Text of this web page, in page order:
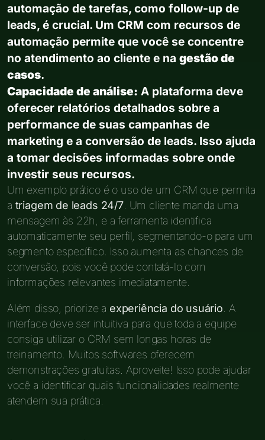
automação de tarefas, como follow-up de
leads, é crucial. Um CRM com recursos de
automação permite que você se concentre
no atendimento ao cliente e na gestão de
casos.
Capacidade de análise: A plataforma deve
oferecer relatórios detalhados sobre a
performance de suas campanhas de
marketing e a conversão de leads. Isso ajuda
a tomar decisões informadas sobre onde
investir seus recursos.
Um exemplo prático é o uso de um CRM que permita
a triagem de leads 24/7. Um cliente manda uma
mensagem às 22h, e a ferramenta identifica
automaticamente seu perfil, segmentando-o para um
segmento específico. Isso aumenta as chances de
conversão, pois você pode contatá-lo com
informações relevantes imediatamente.
Além disso, priorize a experiência do usuário . A
interface deve ser intuitiva para que toda a equipe
consiga utilizar o CRM sem longas horas de
treinamento. Muitos softwares oferecem
demonstrações gratuitas. Aproveite! Isso pode ajudar
você a identificar quais funcionalidades realmente
atendem sua prática.